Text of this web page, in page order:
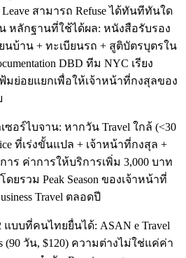
สามารถ Refuse ได้ทันทีทันใด
น หลักฐานที่ใช้ได้ผล: หนังสือรับรอง
นบ้าน + ทะเบียนรถ + สูติบัตรบุตรใน
DBD ทีม NYC เรียง
มย่อยแยกเพื่อให้เจ้าหน้าที่กงสุลของ
ซอร์ไบจาน: หากวัน Travel ใกล้ (<30
ที่เร่งขั้นแปล + เจ้าหน้าที่กงสุล +
าร ค่าการให้บริการเพิ่ม 3,000 บาท
ดยรวม Peak Season ของเจ้าหน้าที่
Travel ตลอดปี
บบที่คนไทยยื่นได้: ASAN e Travel
(90 วัน, $120) ความต่างไม่ใช่แค่ค่า